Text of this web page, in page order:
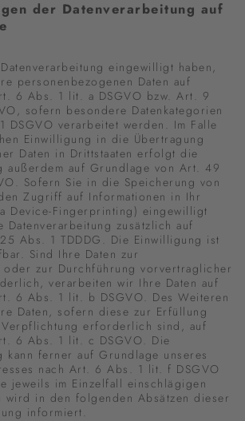
der Datenverarbeitung auf
eingewilligt haben,
personenbezogenen Daten auf
6 Abs. 1 lit. a DSGVO bzw. Art. 9
sofern besondere Datenkategorien
DSGVO verarbeitet werden. Im Falle
Einwilligung in die Übertragung
Daten in Drittstaaten erfolgt die
außerdem auf Grundlage von Art. 49
Sofern Sie in die Speicherung von
Zugriff auf Informationen in Ihr
Device-Fingerprinting) eingewilligt
zusätzlich auf
Abs. 1 TDDDG. Die Einwilligung ist
Sind Ihre Daten zur
zur Durchführung vorvertraglicher
verarbeiten wir Ihre Daten auf
6 Abs. 1 lit. b DSGVO. Des Weiteren
Daten, sofern diese zur Erfüllung
erforderlich sind, auf
6 Abs. 1 lit. c DSGVO. Die
kann ferner auf Grundlage unseres
nach Art. 6 Abs. 1 lit. f DSGVO
jeweils im Einzelfall einschlägigen
wird in den folgenden Absätzen dieser
informiert.